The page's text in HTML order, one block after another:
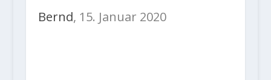
Bernd, 15. Januar 2020